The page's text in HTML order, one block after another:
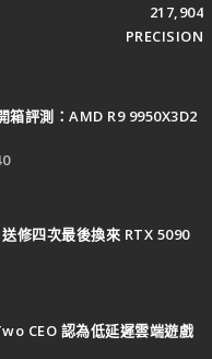
217,904
PRECISION
箱評測：AMD R9 9950X3D2
修四次最後換來 RTX 5090
CEO 認為低延遲雲端遊戲